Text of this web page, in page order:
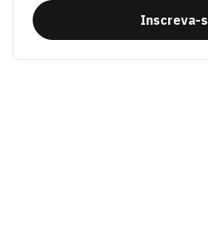
Inscreva-